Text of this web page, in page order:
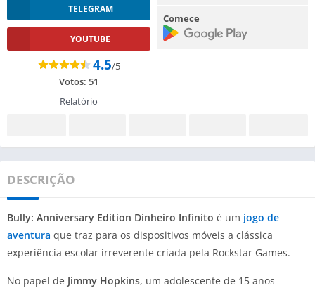
TELEGRAM
YOUTUBE
4.5/5
Votos: 51
Relatório
Comece
DESCRIÇÃO
Bully: Anniversary Edition Dinheiro Infinito é um jogo de
aventura que traz para os dispositivos móveis a clássica
experiência escolar irreverente criada pela Rockstar Games.
No papel de Jimmy Hopkins, um adolescente de 15 anos